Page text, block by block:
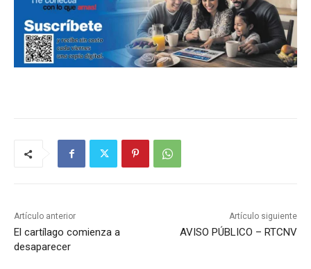
Artículo anterior
El cartílago comienza a
desaparecer
Artículo siguiente
AVISO PÚBLICO – RTCNV